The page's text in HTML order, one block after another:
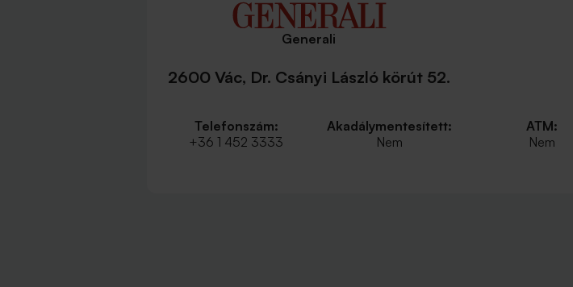
Generali
2600 Vác, Dr. Csányi László körút 52.
Telefonszám:
+36 1 452 3333
Akadálymentesített:
Nem
ATM:
Nem